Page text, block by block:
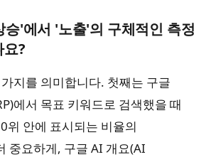
'에서 '노출'의 구체적인 측정
?
지를 의미합니다. 첫째는 구글
에서 목표 키워드로 검색했을 때
위 안에 표시되는 비율의
중요하게, 구글 AI 개요(AI